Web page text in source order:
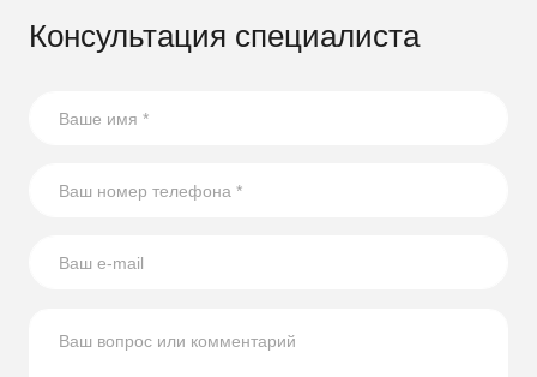
Консультация специалиста